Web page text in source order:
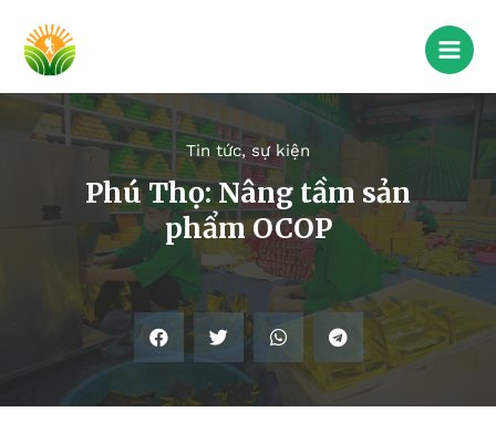
Tin tức, sự kiện
Phú Thọ: Nâng tầm sản
phẩm OCOP